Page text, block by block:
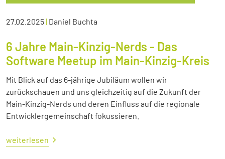
27.02.2025| Daniel Buchta
6 Jahre Main-Kinzig-Nerds - Das
Software Meetup im Main-Kinzig-Kreis
Mit Blick auf das 6-jährige Jubiläum wollen wir
zurückschauen und uns gleichzeitig auf die Zukunft der
Main-Kinzig-Nerds und deren Einfluss auf die regionale
Entwicklergemeinschaft fokussieren.
weiterlesen